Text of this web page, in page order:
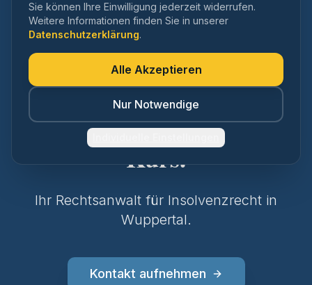
Sie können Ihre Einwilligung jederzeit widerrufen.
Weitere Informationen finden Sie in unserer
Datenschutzerklärung.
Alle Akzeptieren
Nur Notwendige
Wir bringen Ihr
Unternehmen wieder auf
Kurs.
Ihr Rechtsanwalt für Insolvenz­recht in
Wuppertal.
Kontakt aufnehmen